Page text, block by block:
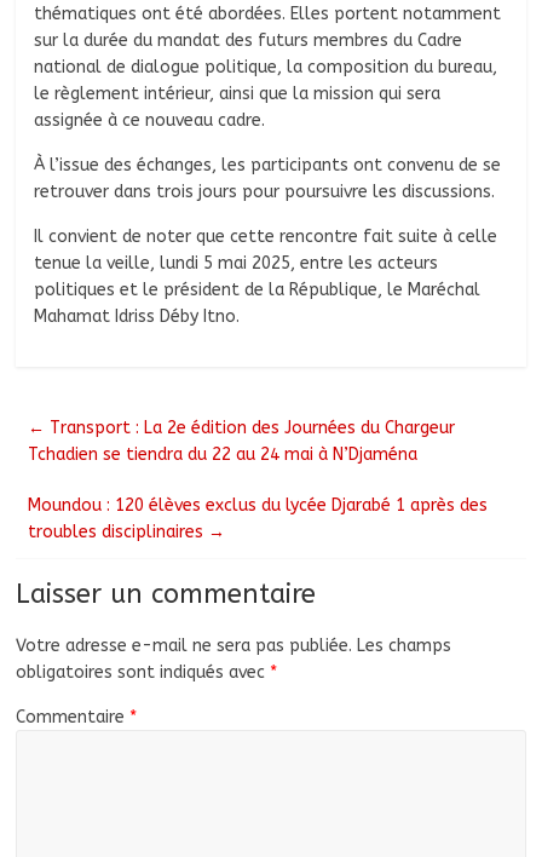
thématiques ont été abordées. Elles portent notamment
sur la durée du mandat des futurs membres du Cadre
national de dialogue politique, la composition du bureau,
le règlement intérieur, ainsi que la mission qui sera
assignée à ce nouveau cadre.
À l’issue des échanges, les participants ont convenu de se
retrouver dans trois jours pour poursuivre les discussions.
Il convient de noter que cette rencontre fait suite à celle
tenue la veille, lundi 5 mai 2025, entre les acteurs
politiques et le président de la République, le Maréchal
Mahamat Idriss Déby Itno.
← Transport : La 2e édition des Journées du Chargeur
Tchadien se tiendra du 22 au 24 mai à N’Djaména
Moundou : 120 élèves exclus du lycée Djarabé 1 après des
troubles disciplinaires →
Laisser un commentaire
Votre adresse e-mail ne sera pas publiée. Les champs
obligatoires sont indiqués avec *
Commentaire *